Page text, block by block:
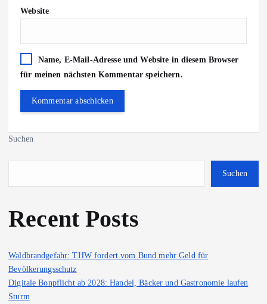
Website
Name, E-Mail-Adresse und Website in diesem Browser
für meinen nächsten Kommentar speichern.
Suchen
Suchen
Recent Posts
Waldbrandgefahr: THW fordert vom Bund mehr Geld für
Bevölkerungsschutz
Digitale Bonpflicht ab 2028: Handel, Bäcker und Gastronomie laufen
Sturm